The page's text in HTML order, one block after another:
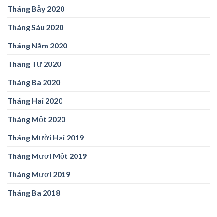
Tháng Bảy 2020
Tháng Sáu 2020
Tháng Năm 2020
Tháng Tư 2020
Tháng Ba 2020
Tháng Hai 2020
Tháng Một 2020
Tháng Mười Hai 2019
Tháng Mười Một 2019
Tháng Mười 2019
Tháng Ba 2018